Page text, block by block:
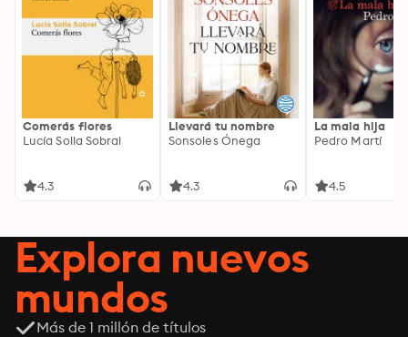
Comerás flores
Lucía Solla Sobral
4.3
Llevará tu nombre
Sonsoles Ónega
4.3
La mala hija
Pedro Martí
4.5
Explora nuevos
mundos
Más de 1 millón de títulos